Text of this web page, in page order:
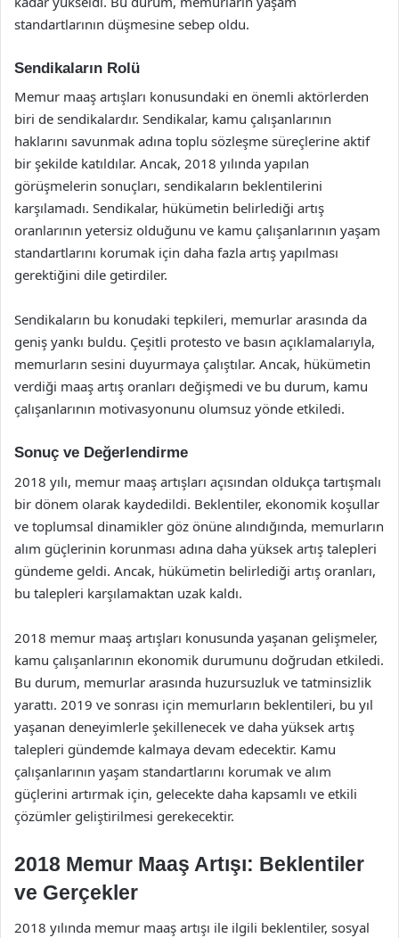
standartlarının düşmesine sebep oldu.
Sendikaların Rolü
Memur maaş artışları konusundaki en önemli aktörlerden
biri de sendikalardır. Sendikalar, kamu çalışanlarının
haklarını savunmak adına toplu sözleşme süreçlerine aktif
bir şekilde katıldılar. Ancak, 2018 yılında yapılan
görüşmelerin sonuçları, sendikaların beklentilerini
karşılamadı. Sendikalar, hükümetin belirlediği artış
oranlarının yetersiz olduğunu ve kamu çalışanlarının yaşam
standartlarını korumak için daha fazla artış yapılması
gerektiğini dile getirdiler.
Sendikaların bu konudaki tepkileri, memurlar arasında da
geniş yankı buldu. Çeşitli protesto ve basın açıklamalarıyla,
memurların sesini duyurmaya çalıştılar. Ancak, hükümetin
verdiği maaş artış oranları değişmedi ve bu durum, kamu
çalışanlarının motivasyonunu olumsuz yönde etkiledi.
Sonuç ve Değerlendirme
2018 yılı, memur maaş artışları açısından oldukça tartışmalı
bir dönem olarak kaydedildi. Beklentiler, ekonomik koşullar
ve toplumsal dinamikler göz önüne alındığında, memurların
alım güçlerinin korunması adına daha yüksek artış talepleri
gündeme geldi. Ancak, hükümetin belirlediği artış oranları,
bu talepleri karşılamaktan uzak kaldı.
2018 memur maaş artışları konusunda yaşanan gelişmeler,
kamu çalışanlarının ekonomik durumunu doğrudan etkiledi.
Bu durum, memurlar arasında huzursuzluk ve tatminsizlik
yarattı. 2019 ve sonrası için memurların beklentileri, bu yıl
yaşanan deneyimlerle şekillenecek ve daha yüksek artış
talepleri gündemde kalmaya devam edecektir. Kamu
çalışanlarının yaşam standartlarını korumak ve alım
güçlerini artırmak için, gelecekte daha kapsamlı ve etkili
çözümler geliştirilmesi gerekecektir.
2018 Memur Maaş Artışı: Beklentiler
ve Gerçekler
2018 yılında memur maaş artışı ile ilgili beklentiler, sosyal